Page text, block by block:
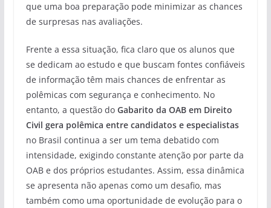
que uma boa preparação pode minimizar as chances
de surpresas nas avaliações.
Frente a essa situação, fica claro que os alunos que
se dedicam ao estudo e que buscam fontes confiáveis
de informação têm mais chances de enfrentar as
polêmicas com segurança e conhecimento. No
entanto, a questão do Gabarito da OAB em Direito
Civil gera polêmica entre candidatos e especialistas
no Brasil continua a ser um tema debatido com
intensidade, exigindo constante atenção por parte da
OAB e dos próprios estudantes. Assim, essa dinâmica
se apresenta não apenas como um desafio, mas
também como uma oportunidade de evolução para o